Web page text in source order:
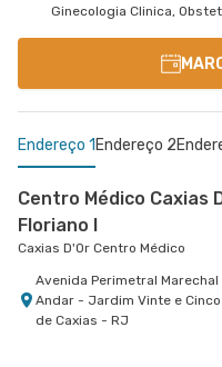
Ginecologia Clinica,
Endereço 1 Endereço 2
Centro Médico Caxias
Floriano I
Caxias D'Or Centro Médico
Avenida Perimetral Marechal
Andar - Jardim Vinte e
de Caxias - RJ